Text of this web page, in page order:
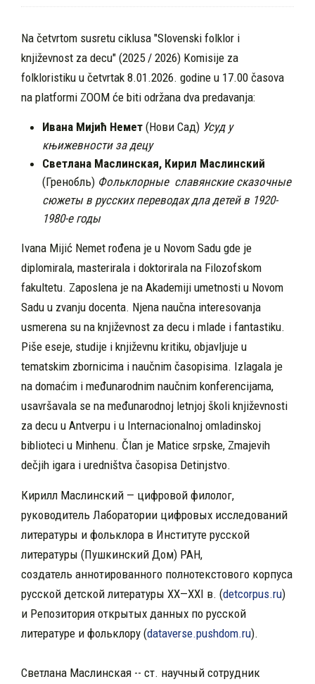
Na četvrtom susretu ciklusa "Slovenski folklor i
književnost za decu" (2025 / 2026) Komisije za
folkloristiku u četvrtak 8.01.2026. godine u 17.00 časova
na platformi ZOOM će biti održana dva predavanja:
Ивана Мијић Немет (Нови Сад) Усуд у
књижевности за децу
Светлана Маслинская, Кирил Маслинский
(Гренобль) Фольклорные славянские сказочные
сюжеты в русских переводах дла детей в 1920-
1980-е годы
Ivana Mijić Nemet rođena je u Novom Sadu gde je
diplomirala, masterirala i doktorirala na Filozofskom
fakultetu. Zaposlena je na Akademiji umetnosti u Novom
Sadu u zvanju docenta. Njena naučna interesovanja
usmerena su na književnost za decu i mlade i fantastiku.
Piše eseje, studije i književnu kritiku, objavljuje u
tematskim zbornicima i naučnim časopisima. Izlagala je
na domaćim i međunarodnim naučnim konferencijama,
usavršavala se na međunarodnoj letnjoj školi književnosti
za decu u Antverpu i u Internacionalnoj omladinskoj
biblioteci u Minhenu. Član je Matice srpske, Zmajevih
dečjih igara i uredništva časopisa Detinjstvo.
Кирилл Маслинский — цифровой филолог,
руководитель Лаборатории цифровых исследований
литературы и фольклора в Институте русской
литературы (Пушкинский Дом) РАН,
создатель аннотированного полнотекстового корпуса
русской детской литературы XX—XXI в. (detcorpus.ru)
и Репозитория открытых данных по русской
литературе и фольклору (dataverse.pushdom.ru).
Светлана Маслинская -- ст. научный сотрудник